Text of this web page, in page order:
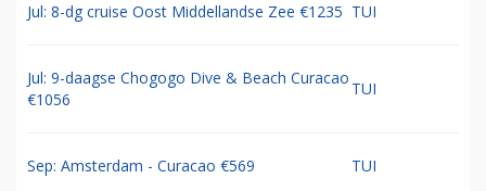
Jul: 8-dg cruise Oost Middellandse Zee €1235 TUI
Jul: 9-daagse Chogogo Dive & Beach Curacao
€1056
TUI
Sep: Amsterdam - Curacao €569 TUI